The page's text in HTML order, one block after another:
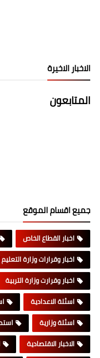
الاخبار الاخيرة
المتابعون
جميع اقسام الموقع
اخبار القطاع الخاص
اخبار وقرارات وزارة
اخبار وقرارت وزارة التربية
اسئلة الاعدادية
اسئلة وزارية
الاخبار الاقتصادية